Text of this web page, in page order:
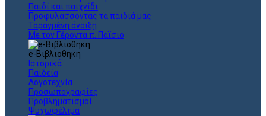
Παιδί και παιχνίδι
Προφυλάσσοντας τα παιδιά μας
Ταραγμένη άνοιξη
Με τον Γέροντα π. Παϊσιο
e-Βιβλιοθηκη
Ιστορικά
Παιδεία
Λογοτεχνία
Προσωπογραφίες
Προβληματισμοί
Ψυχωφέλιμα